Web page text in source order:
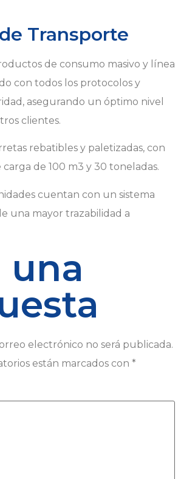
Transporte
de consumo masivo y línea
con todos los protocolos y
asegurando un óptimo nivel
clientes.
rebatibles y paletizadas, con
de 100 m3 y 30 toneladas.
cuentan con un sistema
una mayor trazabilidad a
una
electrónico no será publicada.
están marcados con *